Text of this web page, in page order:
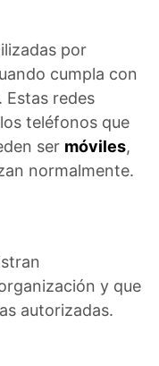
por
cumpla con
Estas redes
teléfonos que
ser móviles,
normalmente.
y que
autorizadas.